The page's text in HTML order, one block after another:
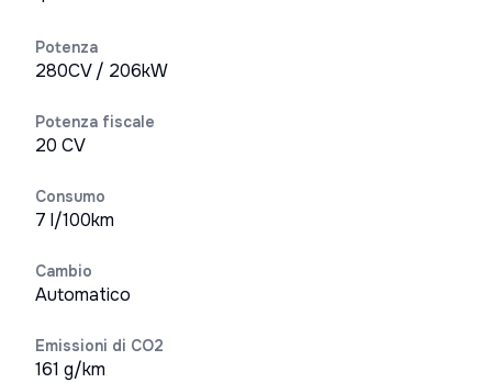
Potenza
280CV / 206kW
Potenza fiscale
20 CV
Consumo
7 l/100km
Cambio
Automatico
Emissioni di CO2
161 g/km